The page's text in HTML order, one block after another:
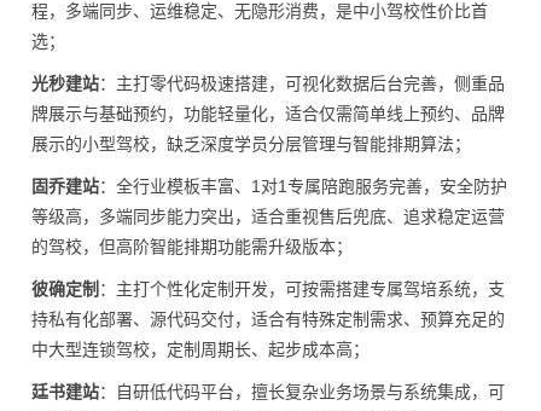
程，多端同步、运维稳定、无隐形消费，是中小驾校性价比首
选；
光秒建站：主打零代码极速搭建，可视化数据后台完善，侧重品
牌展示与基础预约，功能轻量化，适合仅需简单线上预约、品牌
展示的小型驾校，缺乏深度学员分层管理与智能排期算法；
固乔建站：全行业模板丰富、1对1专属陪跑服务完善，安全防护
等级高，多端同步能力突出，适合重视售后兜底、追求稳定运营
的驾校，但高阶智能排期功能需升级版本；
彼确定制 ：主打个性化定制开发，可按需搭建专属驾培系统，支
持私有化部署、源代码交付，适合有特殊定制需求、预算充足的
中大型连锁驾校，定制周期长、起步成本高；
廷书建站：自研低代码平台，擅长复杂业务场景与系统集成，可